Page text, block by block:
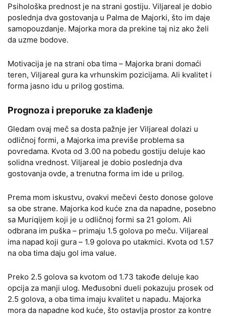
Psihološka prednost je na strani gostiju. Viljareal je dobio
poslednja dva gostovanja u Palma de Majorki, što im daje
samopouzdanje. Majorka mora da prekine taj niz ako želi
da uzme bodove.
Motivacija je na strani oba tima – Majorka brani domaći
teren, Viljareal gura ka vrhunskim pozicijama. Ali kvalitet i
forma jasno idu u prilog gostima.
Prognoza i preporuke za klađenje
Gledam ovaj meč sa dosta pažnje jer Viljareal dolazi u
odličnoj formi, a Majorka ima previše problema sa
povredama. Kvota od 3.00 na pobedu gostiju deluje kao
solidna vrednost. Viljareal je dobio poslednja dva
gostovanja ovde, a trenutna forma im ide u prilog.
Prema mom iskustvu, ovakvi mečevi često donose golove
sa obe strane. Majorka kod kuće zna da napadne, posebno
sa Muriqijem koji je u odličnoj formi sa 21 golom. Ali
odbrana im puška – primaju 1.5 golova po meču. Viljareal
ima napad koji gura – 1.9 golova po utakmici. Kvota od 1.57
na oba tima daju gol ima value.
Preko 2.5 golova sa kvotom od 1.73 takođe deluje kao
opcija za manji ulog. Međusobni dueli pokazuju prosek od
2.5 golova, a oba tima imaju kvalitet u napadu. Majorka
mora da napadne kod kuće, što ostavlja prostor za kontre